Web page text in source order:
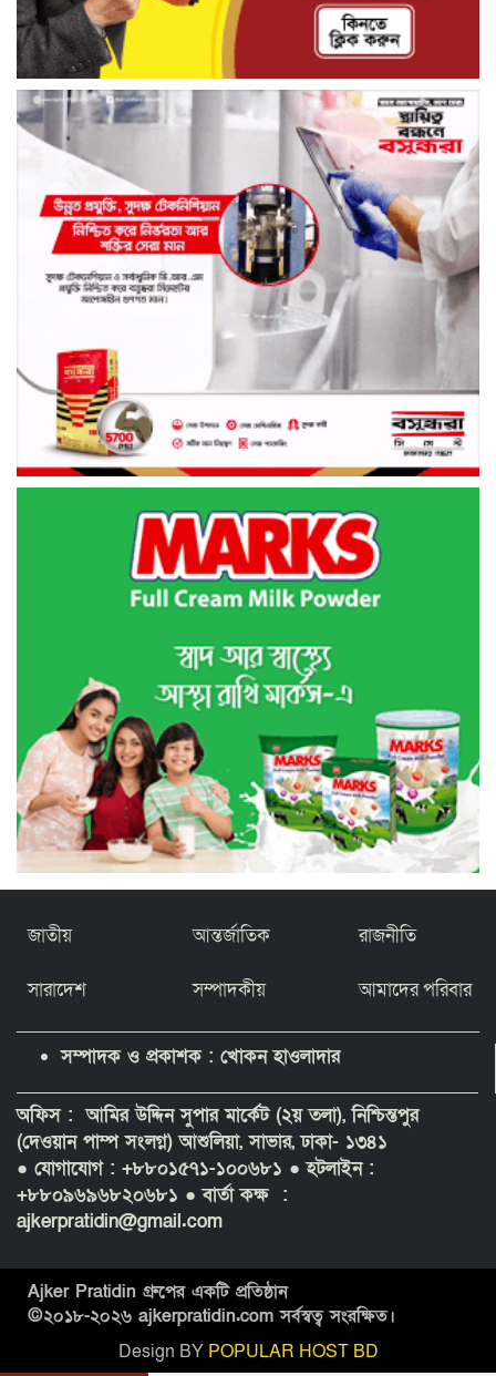
জাতীয় আন্তর্জাতিক রাজনীতি
সারাদেশ সম্পাদকীয় আমাদের পরিবার
সম্পাদক ও প্রকাশক : খোকন হাওলাদার
অফিস : আমির উদ্দিন সুপার মার্কেট (২য় তলা), নিশ্চিন্তপুর
(দেওয়ান পাম্প সংলগ্ন) আশুলিয়া, সাভার, ঢাকা- ১৩৪১
● যোগাযোগ : +৮৮০১৫৭১-১০০৬৮১ ● হটলাইন :
+৮৮০৯৬৯৬৮২০৬৮১ ● বার্তা কক্ষ :
ajkerpratidin@gmail.com
Ajker Pratidin গ্রুপের একটি প্রতিষ্ঠান
©২০১৮-২০২৬ ajkerpratidin.com সর্বস্বত্ব সংরক্ষিত।
Design BY POPULAR HOST BD